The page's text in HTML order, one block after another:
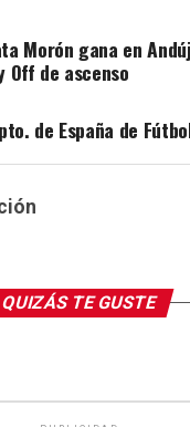
Morón gana en
Off de ascenso
de España de
QUIZÁS TE GUSTE